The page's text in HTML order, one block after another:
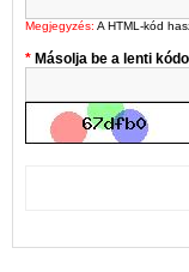
Megjegyzés: A HTML-kód
Másolja be a lenti